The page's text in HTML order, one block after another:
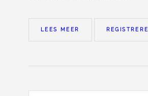
LEES MEER